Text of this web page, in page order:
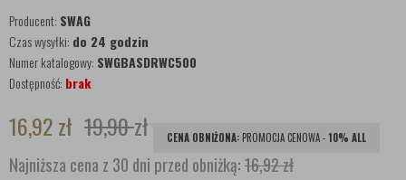
Producent: SWAG
Czas wysyłki: do 24 godzin
Numer katalogowy: SWGBASDRWC500
Dostępność: brak
16,92zł 19,90zł CENA OBNIŻONA: PROMOCJA CENOWA -10% ALL
Najniższa cena z 30 dni przed obniżką:16,92 zł